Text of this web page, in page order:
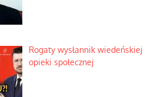
Rogaty wysłannik wiedeńskiej
opieki społecznej